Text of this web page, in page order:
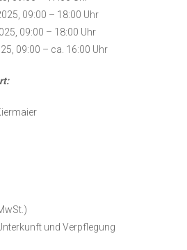
09:00 – 18:00 Uhr
09:00 – 18:00 Uhr
09:00 – ca. 16:00 Uhr
und Verpflegung